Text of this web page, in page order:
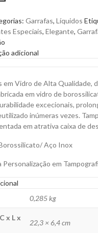
Garrafas, Líquidos
Especiais, Elegante,
adicional
em Vidro de Alta Qualidade,
em vidro de
excecionais,
inúmeras vezes.
em atrativa caixa de
Aço Inox
Personalização em
0,285 kg
x L x
22,3 × 6,4 cm